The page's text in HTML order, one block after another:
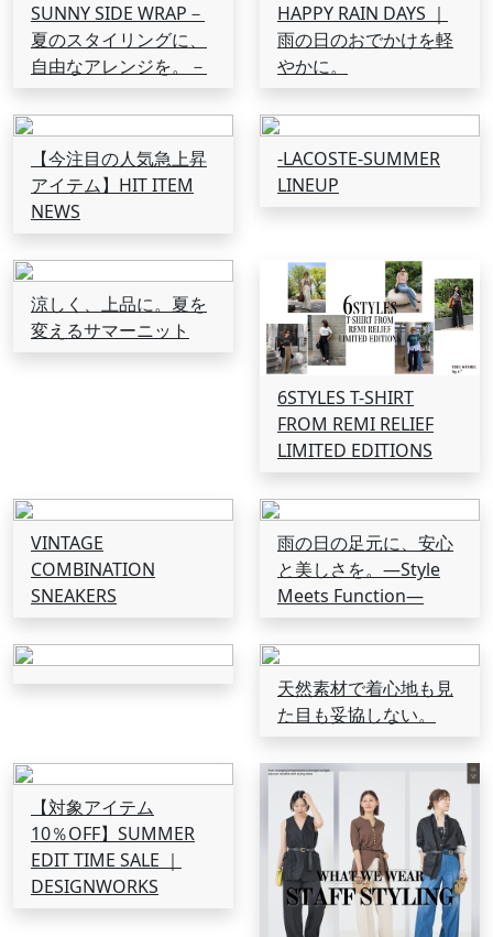
SUNNY SIDE WRAP－
夏のスタイリングに、
自由なアレンジを。－
HAPPY RAIN DAYS ｜
雨の日のおでかけを軽
やかに。
【今注目の人気急上昇
アイテム】HIT ITEM
NEWS
-LACOSTE-SUMMER
LINEUP
涼しく、上品に。夏を
変えるサマーニット
6STYLES T-SHIRT
FROM REMI RELIEF
LIMITED EDITIONS
VINTAGE
COMBINATION
SNEAKERS
雨の日の足元に、安心
と美しさを。―Style
Meets Function―
天然素材で着心地も見
た目も妥協しない。
【対象アイテム
10％OFF】SUMMER
EDIT TIME SALE ｜
DESIGNWORKS